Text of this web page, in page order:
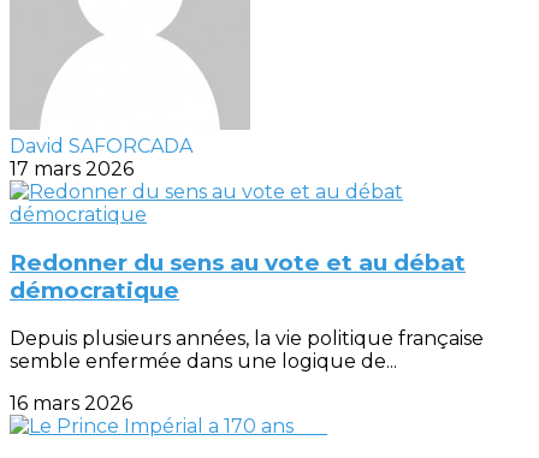
David SAFORCADA
17 mars 2026
Redonner du sens au vote et au débat
démocratique
Depuis plusieurs années, la vie politique française
semble enfermée dans une logique de...
16 mars 2026